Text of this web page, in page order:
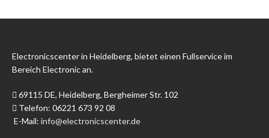
Electronicscenter in Heidelberg, bietet einen Fullservice im
Bereich Electronic an.
69115 DE, Heidelberg, Bergheimer Str. 102
Telefon: 06221 673 92 08
E-Mail:info@electronicscenter.de